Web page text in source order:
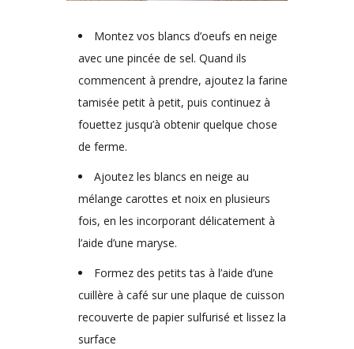
Montez vos blancs d’oeufs en neige
avec une pincée de sel. Quand ils
commencent à prendre, ajoutez la farine
tamisée petit à petit, puis continuez à
fouettez jusqu’à obtenir quelque chose
de ferme.
Ajoutez les blancs en neige au
mélange carottes et noix en plusieurs
fois, en les incorporant délicatement à
l’aide d’une maryse.
Formez des petits tas à l’aide d’une
cuillère à café sur une plaque de cuisson
recouverte de papier sulfurisé et lissez la
surface